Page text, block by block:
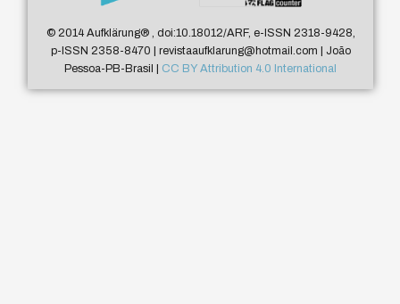
© 2014 Aufklärung®, doi:10.18012/ARF, e-ISSN 2318-9428,
p-ISSN 2358-8470 | revistaaufklarung@hotmail.com | João
Pessoa-PB-Brasil | CC BY Attribution 4.0 International